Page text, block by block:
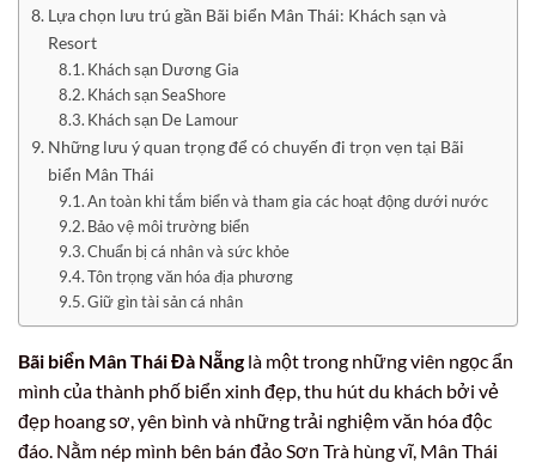
Lựa chọn lưu trú gần Bãi biển Mân Thái: Khách sạn và
Resort
Khách sạn Dương Gia
Khách sạn SeaShore
Khách sạn De Lamour
Những lưu ý quan trọng để có chuyến đi trọn vẹn tại Bãi
biển Mân Thái
An toàn khi tắm biển và tham gia các hoạt động dưới nước
Bảo vệ môi trường biển
Chuẩn bị cá nhân và sức khỏe
Tôn trọng văn hóa địa phương
Giữ gìn tài sản cá nhân
Bãi biển Mân Thái Đà Nẵnglà một trong những viên ngọc ẩn
mình của thành phố biển xinh đẹp, thu hút du khách bởi vẻ
đẹp hoang sơ, yên bình và những trải nghiệm văn hóa độc
đáo. Nằm nép mình bên bán đảo Sơn Trà hùng vĩ, Mân Thái